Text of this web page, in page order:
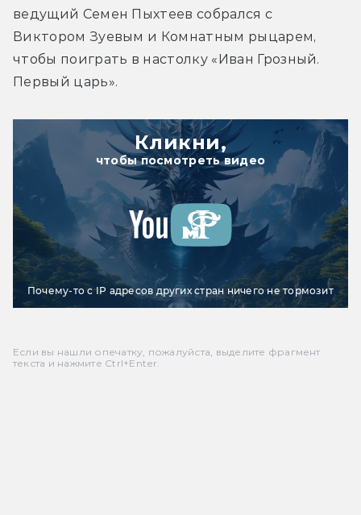
ведущий Семен Пыхтеев собрался с
Виктором Зуевым и Комнатным рыцарем,
чтобы поиграть в настолку «Иван Грозный.
Первый царь».
Кликни,
чтобы посмотреть видео
Почему-то с IP адресов других стран ничего не тормозит
Если вы нашли опечатку, пожалуйста, выделите фрагмент
текста и нажмите Ctrl+Enter.